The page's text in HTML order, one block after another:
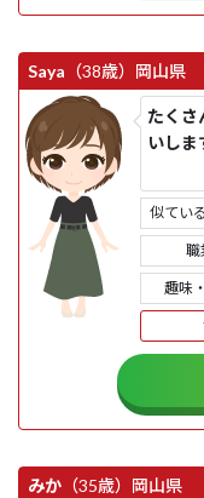
Saya （38歳） 岡山県
たくさ
いし
似てい
職
趣味
みか （35歳） 岡山県